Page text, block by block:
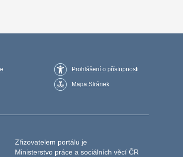
Prohlášení o přístupnosti
Mapa Stránek
Zřizovatelem portálu je
Ministerstvo práce a sociálních věcí ČR